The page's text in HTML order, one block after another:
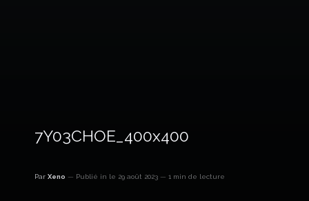
7Y03CHOE_400x400
Par Xeno Publié in le 29 août 2023 1 min de lecture